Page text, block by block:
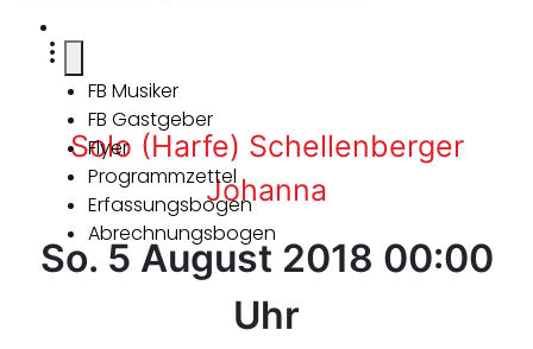
FB Musiker
FB Gastgeber
Flyer
Programmzettel
Erfassungsbogen
Abrechnungsbogen
Solo (Harfe) Schellenberger
Johanna
So. 5 August 2018 00:00
Uhr